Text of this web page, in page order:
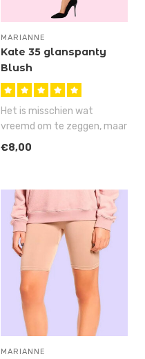
MARIANNE
Kate 35 glanspanty
Blush
Het is misschien wat
vreemd om te zeggen, maar
deze Kate 35 is stiekem
€8,00
MARIANNE